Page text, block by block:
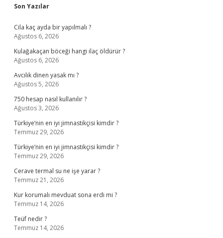
Sidebar
Son Yazılar
Cila kaç ayda bir yapılmalı ?
Ağustos 6, 2026
Kulağakaçan böceği hangi ilaç öldürür ?
Ağustos 6, 2026
Avcılık dinen yasak mı ?
Ağustos 5, 2026
750 hesap nasıl kullanılır ?
Ağustos 3, 2026
Türkiye’nin en iyi jimnastikçisi kimdir ?
Temmuz 29, 2026
Türkiye’nin en iyi jimnastikçisi kimdir ?
Temmuz 29, 2026
Cerave termal su ne işe yarar ?
Temmuz 21, 2026
Kur korumalı mevduat sona erdi mi ?
Temmuz 14, 2026
Teüf nedir ?
Temmuz 14, 2026